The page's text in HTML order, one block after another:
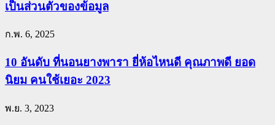
เป็นส่วนตัวของข้อมูล
ก.พ. 6, 2025
10 อันดับ ที่นอนยางพารา ยี่ห้อไหนดี คุณภาพดี ยอด
นิยม คนใช้เยอะ 2023
พ.ย. 3, 2023